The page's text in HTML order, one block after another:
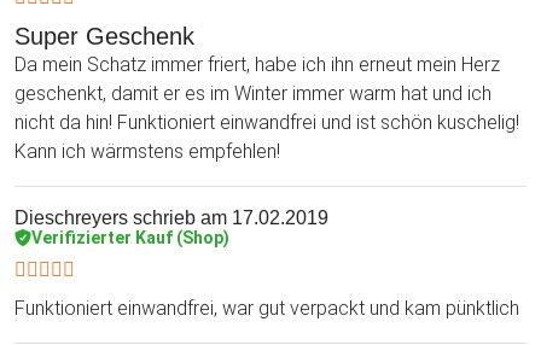
Super Geschenk
Da mein Schatz immer friert, habe ich ihn erneut mein Herz
geschenkt, damit er es im Winter immer warm hat und ich
nicht da hin! Funktioniert einwandfrei und ist schön kuschelig!
Kann ich wärmstens empfehlen!
Dieschreyers schrieb am 17.02.2019
Verifizierter Kauf (Shop)
Funktioniert einwandfrei, war gut verpackt und kam pünktlich